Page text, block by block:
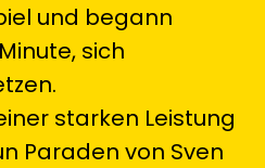
und begann
sich
starken Leistung
Paraden von Sven